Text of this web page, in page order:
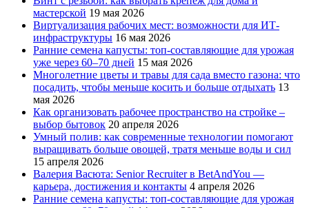
мастерской 19 мая 2026
Виртуализация рабочих мест: возможности для ИТ-
инфраструктуры 16 мая 2026
Ранние семена капусты: топ‑составляющие для урожая
уже через 60–70 дней 15 мая 2026
Многолетние цветы и травы для сада вместо газона: что
посадить, чтобы меньше косить и больше отдыхать 13
мая 2026
Как организовать рабочее пространство на стройке –
выбор бытовок 20 апреля 2026
Умный полив: как современные технологии помогают
выращивать больше овощей, тратя меньше воды и сил
15 апреля 2026
Валерия Васюта: Senior Recruiter в BetAndYou —
карьера, достижения и контакты 4 апреля 2026
Ранние семена капусты: топ‑составляющие для урожая